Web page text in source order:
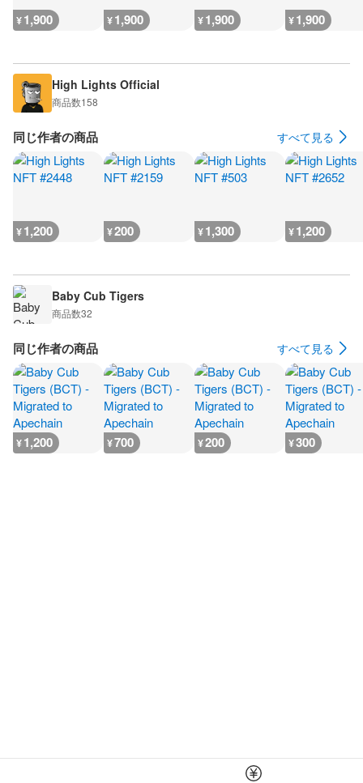
¥1,900 ¥1,900 ¥1,900 ¥1,900
High Lights Official
商品数158
同じ作者の商品 すべて見る
¥1,200 ¥200 ¥1,300 ¥1,200
Baby Cub Tigers
商品数32
同じ作者の商品 すべて見る
¥1,200 ¥700 ¥200 ¥300